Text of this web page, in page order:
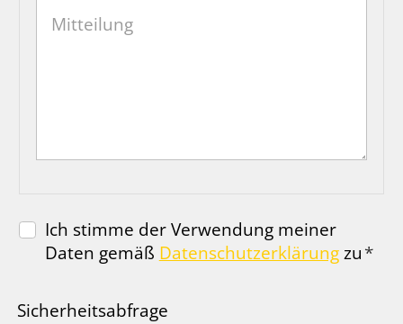
Mitteilung
Ich stimme der Verwendung meiner
Daten gemäß Datenschutzerklärungzu*
Sicherheitsabfrage